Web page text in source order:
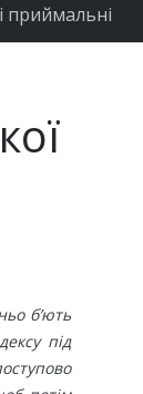
приймальні
б’ють
під